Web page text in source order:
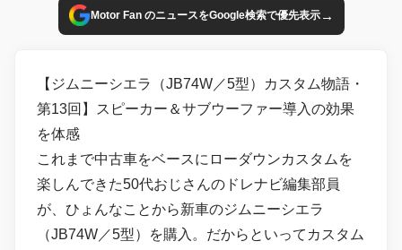
Motor Fan のニュースをGoogle検索で優先表示→
【ジムニーシエラ（JB74W／5型）カスタム物語・
第13回】スピーカー＆サブウーファー導入の効果
を体感
これまで中古車をベースにローダウンカスタムを
楽しんできた50代おじさんのドレナビ編集部員
が、ひょんなことから新車のジムニーシエラ
（JB74W／5型）を購入。だからといってカスタム